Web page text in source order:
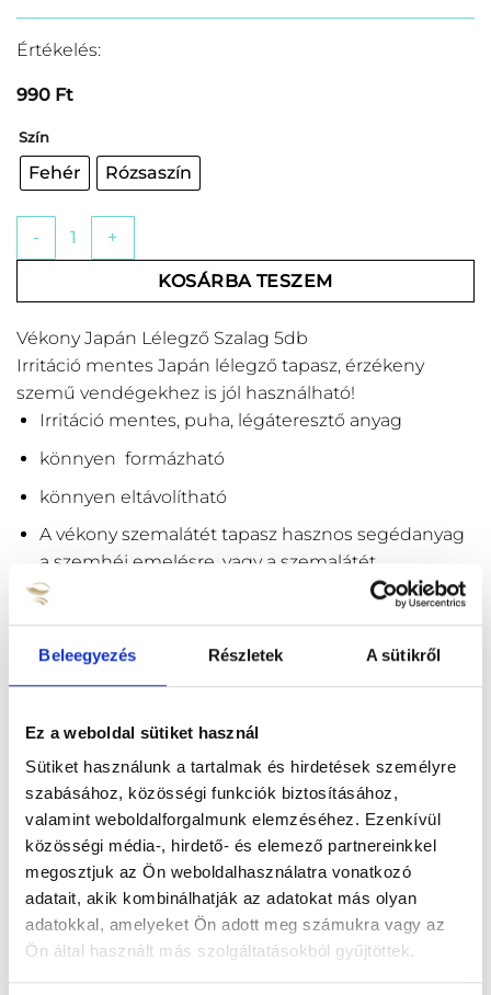
Beleegyezés Részletek A sütikről
Ez a weboldal sütiket használ
Sütiket használunk a tartalmak és hirdetések személyre
szabásához, közösségi funkciók biztosításához,
valamint weboldalforgalmunk elemzéséhez. Ezenkívül
közösségi média-, hirdető- és elemező partnereinkkel
megosztjuk az Ön weboldalhasználatra vonatkozó
adatait, akik kombinálhatják az adatokat más olyan
adatokkal, amelyeket Ön adott meg számukra vagy az
Ön által használt más szolgáltatásokból gyűjtöttek.
Értékelés:
990 Ft
Szín
Fehér Rózsaszín
Vékony Japán Lélegző Szalag 5db/Csomag mennyiség
KOSÁRBA TESZEM
Vékony Japán Lélegző Szalag 5db
Irritáció mentes Japán lélegző tapasz, érzékeny
szemű vendégekhez is jól használható!
Irritáció mentes, puha, légáteresztő anyag
könnyen formázható
könnyen eltávolítható
A vékony szemalátét tapasz hasznos segédanyag
a szemhéj emelésre, vagy a szemalátét
rögzítésére
Csomagolása 5 tekercs/csomag
TOVÁBBI INFORMÁCIÓK
Vékony Japán Lélegző Szalag 5db
Az Lash&Lashes szemhéj emelő tapasz
elengedhetetlen eszköz minden szempilla stylist
számára. Ez a magas minőségű tapasz kifejezetten
arra tervezték, hogy finoman emelje és tartsa a